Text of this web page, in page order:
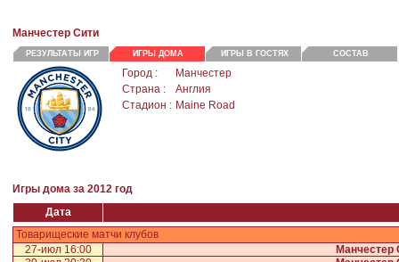
Манчестер Сити
РЕЗУЛЬТАТЫ ИГР ИГРЫ ДОМА ИГРЫ В ГОСТЯХ СОСТАВ
Город :
Манчестер
Страна :
Англия
Стадион : Maine Road
Игры дома за 2012 год
Дата
Товарищеские матчи клубов
27-июл 16:00
Манчестер